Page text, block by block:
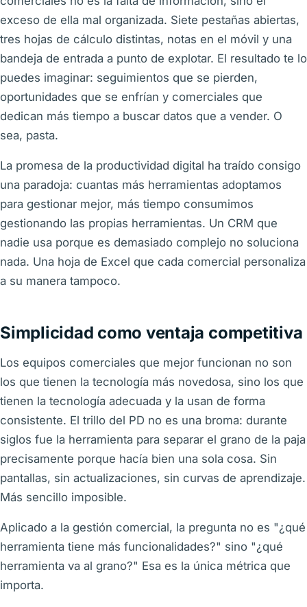
exceso de ella mal organizada. Siete pestañas abiertas,
tres hojas de cálculo distintas, notas en el móvil y una
bandeja de entrada a punto de explotar. El resultado te lo
puedes imaginar: seguimientos que se pierden,
oportunidades que se enfrían y comerciales que
dedican más tiempo a buscar datos que a vender. O
sea, pasta.
La promesa de la productividad digital ha traído consigo
una paradoja: cuantas más herramientas adoptamos
para gestionar mejor, más tiempo consumimos
gestionando las propias herramientas. Un CRM que
nadie usa porque es demasiado complejo no soluciona
nada. Una hoja de Excel que cada comercial personaliza
a su manera tampoco.
Simplicidad como ventaja competitiva
Los equipos comerciales que mejor funcionan no son
los que tienen la tecnología más novedosa, sino los que
tienen la tecnología adecuada y la usan de forma
consistente. El trillo del PD no es una broma: durante
siglos fue la herramienta para separar el grano de la paja
precisamente porque hacía bien una sola cosa. Sin
pantallas, sin actualizaciones, sin curvas de aprendizaje.
Más sencillo imposible.
Aplicado a la gestión comercial, la pregunta no es "¿qué
herramienta tiene más funcionalidades?" sino "¿qué
herramienta va al grano?" Esa es la única métrica que
importa.